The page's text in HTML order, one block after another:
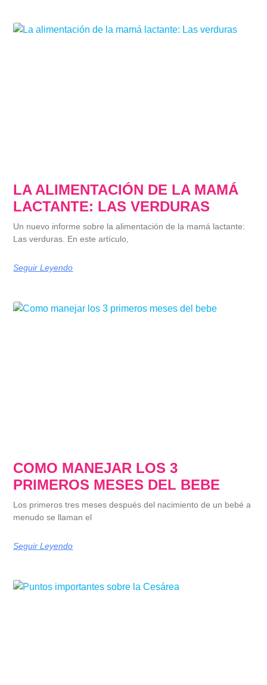
LA ALIMENTACIÓN DE LA MAMÁ
LACTANTE: LAS VERDURAS
Un nuevo informe sobre la alimentación de la mamá lactante:
Las verduras. En este artículo,
Seguir Leyendo
COMO MANEJAR LOS 3
PRIMEROS MESES DEL BEBE
Los primeros tres meses después del nacimiento de un bebé a
menudo se llaman el
Seguir Leyendo